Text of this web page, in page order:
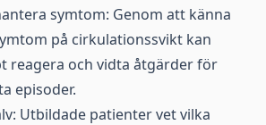
symtom: Genom att känna
på cirkulationssvikt kan
reagera och vidta åtgärder för
episoder.
Utbildade patienter vet vilka